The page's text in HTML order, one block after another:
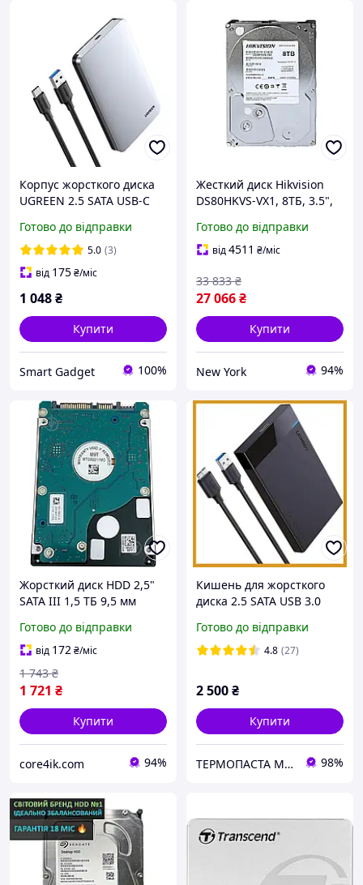
Корпус жорсткого диска
UGREEN 2.5 SATA USB-C
зовнішній бокс HDD SSD
до 6ТБ преміум
Готово до відправки
5.0 (3)
від 175₴/міс
1 048₴
Купити
Smart Gadget 100%
Жесткий диск Hikvision
DS80HKVS-VX1, 8ТБ, 3.5",
140x25x100 мм
Готово до відправки
від4511 ₴/міс
27 066₴
33 833 ₴
Купити
New York 94%
Жорсткий диск HDD 2,5"
SATA III 1,5 ТБ 9,5 мм
5400 об/хв 32 МБ, бу A
Готово до відправки
від 172₴/міс
1 721 ₴
1 743 ₴
Купити
core4ik.com 94%
Кишень для жорсткого
диска 2.5 SATA USB 3.0
корпус HDD SSD на 6 Тб
перехідник 50 см
Готово до відправки
4.8 (27)
2 500₴
Купити
ТЕРМОПАСТА МАРКЕТ 98%